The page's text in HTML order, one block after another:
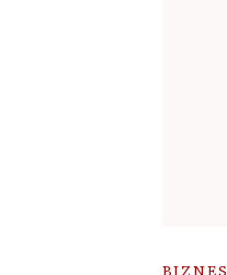
BIZNES